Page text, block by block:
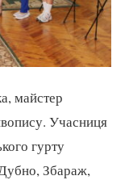
майстер
Учасниця
гурту
Збараж,